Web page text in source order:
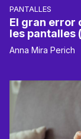
PANTALLES
El gran error
les pantalles
Anna Mira Perich